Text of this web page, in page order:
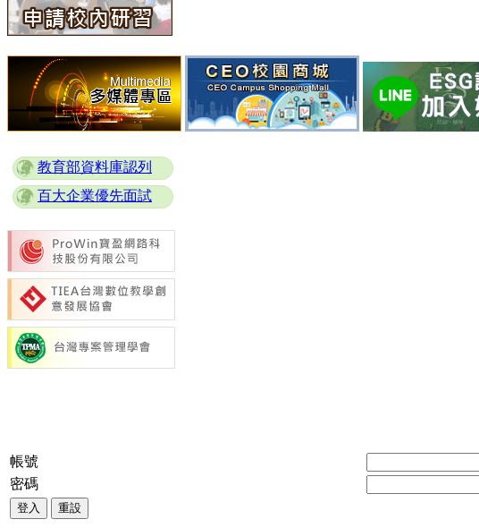
教育部資料庫認列
百大企業優先面試
帳號
密碼
登入 重設